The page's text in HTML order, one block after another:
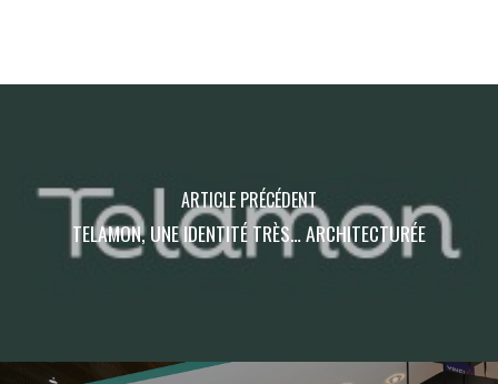
ARTICLE PRÉCÉDENT
TELAMON, UNE IDENTITÉ TRÈS… ARCHITECTURÉE